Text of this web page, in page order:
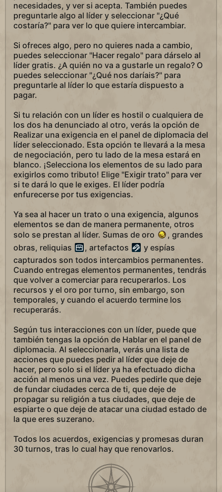
necesidades, y ver si acepta. También puedes
preguntarle algo al líder y seleccionar "¿Qué
costaría?" para ver lo que quiere intercambiar.
Si ofreces algo, pero no quieres nada a cambio,
puedes seleccionar "Hacer regalo" para dárselo al
líder gratis. ¿A quién no va a gustarle un regalo? O
puedes seleccionar "¿Qué nos daríais?" para
preguntarle al líder lo que estaría dispuesto a
pagar.
Si tu relación con un líder es hostil o cualquiera de
los dos ha denunciado al otro, verás la opción de
Realizar una exigencia en el panel de diplomacia del
líder seleccionado. Esta opción te llevará a la mesa
de negociación, pero tu lado de la mesa estará en
blanco. ¡Selecciona los elementos de su lado para
exigirlos como tributo! Elige "Exigir trato" para ver
si te dará lo que le exiges. El líder podría
enfurecerse por tus exigencias.
Ya sea al hacer un trato o una exigencia, algunos
elementos se dan de manera permanente, otros
solo se prestan al líder. Sumas de oro
, grandes
obras, reliquias
, artefactos
y espías
capturados son todos intercambios permanentes.
Cuando entregas elementos permanentes, tendrás
que volver a comerciar para recuperarlos. Los
recursos y el oro por turno, sin embargo, son
temporales, y cuando el acuerdo termine los
recuperarás.
Según tus interacciones con un líder, puede que
también tengas la opción de Hablar en el panel de
diplomacia. Al seleccionarla, verás una lista de
acciones que puedes pedir al líder que deje de
hacer, pero solo si el líder ya ha efectuado dicha
acción al menos una vez. Puedes pedirle que deje
de fundar ciudades cerca de ti, que deje de
propagar su religión a tus ciudades, que deje de
espiarte o que deje de atacar una ciudad estado de
la que eres suzerano.
Todos los acuerdos, exigencias y promesas duran
30 turnos, tras lo cual hay que renovarlos.